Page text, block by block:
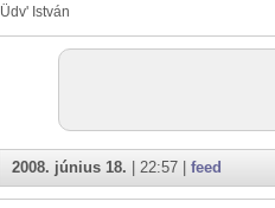
Üdv' István
2008. június 18. | 22:57 | feed